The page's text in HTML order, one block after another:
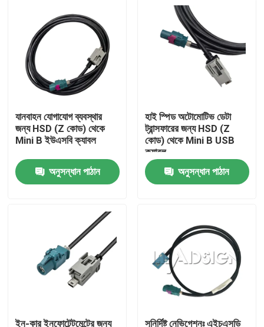
ভিডিও
আমাদের সম্পর্কে
কারখানা ভ্রমণ
মান নিয়ন্ত্রণ
উদ্ধৃতির জন্য আবেদন
FAKRA HSD সংযোগকারী
FAKRA PCB সংযোগকারী
যানবাহন যোগাযোগ ব্যবস্থার
জন্য HSD (Z কোড) থেকে
Mini B ইউএসবি ক্যাবল
অনুসন্ধান পাঠান
হাই স্পিড অটোমোটিভ ডেটা
ট্রান্সফারের জন্য HSD (Z
কোড) থেকে Mini B USB
ক্যাবল
অনুসন্ধান পাঠান
ইন-কার ইনফোটেন্টমেন্টের জন্য সুনির্দিষ্ট নেভিগেশনঃ এইচএসডি